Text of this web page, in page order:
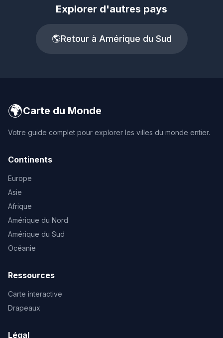
Explorer d'autres pays
🌎Retour à Amérique du Sud
🌍Carte du Monde
Votre guide complet pour explorer les villes du monde entier.
Continents
Europe
Asie
Afrique
Amérique du Nord
Amérique du Sud
Océanie
Ressources
Carte interactive
Drapeaux
Légal